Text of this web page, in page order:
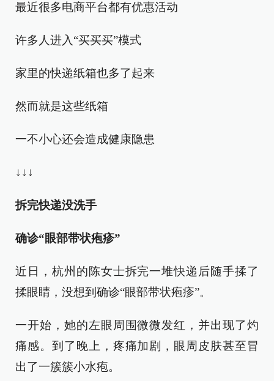
最近很多电商平台都有优惠活动
许多人进入“买买买”模式
家里的快递纸箱也多了起来
然而就是这些纸箱
一不小心还会造成健康隐患
↓↓↓
拆完快递没洗手
确诊“眼部带状疱疹”
近日，杭州的陈女士拆完一堆快递后随手揉了
揉眼睛，没想到确诊“眼部带状疱疹”。
一开始，她的左眼周围微微发红，并出现了灼
痛感。到了晚上，疼痛加剧，眼周皮肤甚至冒
出了一簇簇小水疱。